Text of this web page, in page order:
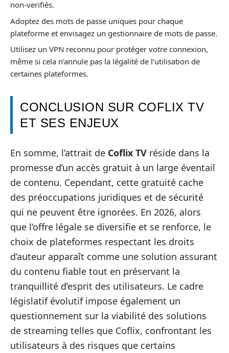
non-verifiés.
Adoptez des mots de passe uniques pour chaque
plateforme et envisagez un gestionnaire de mots de passe.
Utilisez un VPN reconnu pour protéger votre connexion,
même si cela n’annule pas la légalité de l’utilisation de
certaines plateformes.
CONCLUSION SUR COFLIX TV
ET SES ENJEUX
En somme, l’attrait de Coflix TV réside dans la
promesse d’un accès gratuit à un large éventail
de contenu. Cependant, cette gratuité cache
des préoccupations juridiques et de sécurité
qui ne peuvent être ignorées. En 2026, alors
que l’offre légale se diversifie et se renforce, le
choix de plateformes respectant les droits
d’auteur apparaît comme une solution assurant
du contenu fiable tout en préservant la
tranquillité d’esprit des utilisateurs. Le cadre
législatif évolutif impose également un
questionnement sur la viabilité des solutions
de streaming telles que Coflix, confrontant les
utilisateurs à des risques que certains